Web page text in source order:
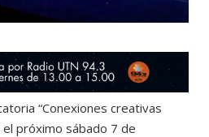
“Conexiones creativas
próximo sábado 7 de